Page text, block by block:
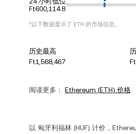
Ft600,114.8
*以下数据显示了 ETH 的市场信息。
历史最高
Ft1,568,467
阅读更多： Ethereum (ETH) 价格
以 匈牙利福林 (HUF) 计价，